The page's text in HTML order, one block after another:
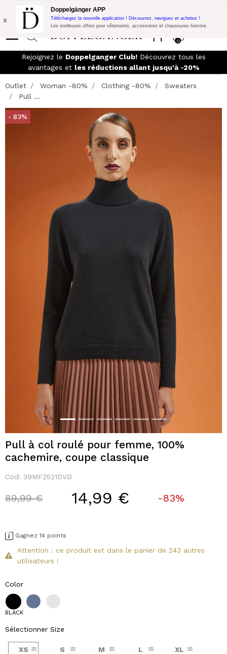
Promo Flash: 10% de réduction supplémentaire sur 300€ d'achat
avec le code:
0
x
Doppelgänger APP
Téléchargez la nouvelle application ! Découvrez, naviguez et achetez !
Les meilleures offres pour vêtements, accessoires et chaussures homme
Rejoignez le Doppelganger Club!Découvrez tous les
avantages et les réductions allant jusqu'à -20%
Outlet Woman -80% Clothing -80%
Sweaters
Pull ...
- 83%
Pull à col roulé pour femme, 100%
cachemire, coupe classique
Cod: 39MF2521DVD
Price reduced from
89,99 €to 14,99 € -83%
Gagnez 14 points
Attention : ce produit est dans le panier de 243 autres
utilisateurs !
Color
BLACK
Sélectionner Size
XS S M L XL